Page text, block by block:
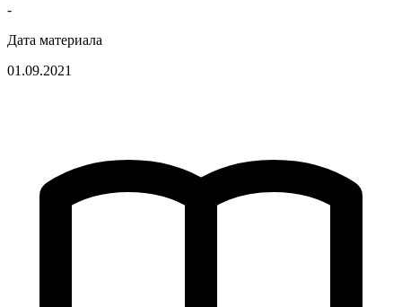
-
Дата материала
01.09.2021